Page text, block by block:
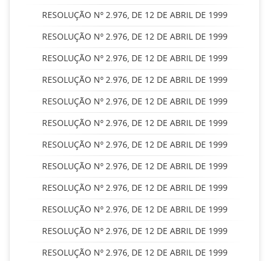
RESOLUÇÃO Nº 2.976, DE 12 DE ABRIL DE 1999
RESOLUÇÃO Nº 2.976, DE 12 DE ABRIL DE 1999
RESOLUÇÃO Nº 2.976, DE 12 DE ABRIL DE 1999
RESOLUÇÃO Nº 2.976, DE 12 DE ABRIL DE 1999
RESOLUÇÃO Nº 2.976, DE 12 DE ABRIL DE 1999
RESOLUÇÃO Nº 2.976, DE 12 DE ABRIL DE 1999
RESOLUÇÃO Nº 2.976, DE 12 DE ABRIL DE 1999
RESOLUÇÃO Nº 2.976, DE 12 DE ABRIL DE 1999
RESOLUÇÃO Nº 2.976, DE 12 DE ABRIL DE 1999
RESOLUÇÃO Nº 2.976, DE 12 DE ABRIL DE 1999
RESOLUÇÃO Nº 2.976, DE 12 DE ABRIL DE 1999
RESOLUÇÃO Nº 2.976, DE 12 DE ABRIL DE 1999